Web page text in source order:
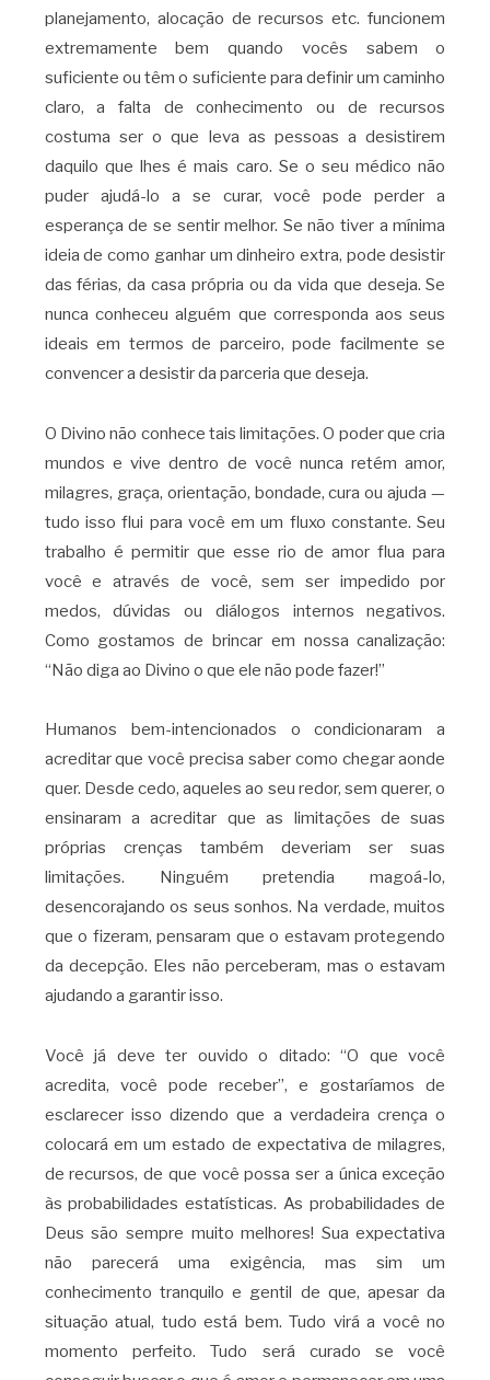
planejamento, alocação de recursos etc. funcionem
extremamente bem quando vocês sabem o
suficiente ou têm o suficiente para definir um caminho
claro, a falta de conhecimento ou de recursos
costuma ser o que leva as pessoas a desistirem
daquilo que lhes é mais caro. Se o seu médico não
puder ajudá-lo a se curar, você pode perder a
esperança de se sentir melhor. Se não tiver a mínima
ideia de como ganhar um dinheiro extra, pode desistir
das férias, da casa própria ou da vida que deseja. Se
nunca conheceu alguém que corresponda aos seus
ideais em termos de parceiro, pode facilmente se
convencer a desistir da parceria que deseja.
O Divino não conhece tais limitações. O poder que cria
mundos e vive dentro de você nunca retém amor,
milagres, graça, orientação, bondade, cura ou ajuda —
tudo isso flui para você em um fluxo constante. Seu
trabalho é permitir que esse rio de amor flua para
você e através de você, sem ser impedido por
medos, dúvidas ou diálogos internos negativos.
Como gostamos de brincar em nossa canalização:
“Não diga ao Divino o que ele não pode fazer!”
Humanos bem-intencionados o condicionaram a
acreditar que você precisa saber como chegar aonde
quer. Desde cedo, aqueles ao seu redor, sem querer, o
ensinaram a acreditar que as limitações de suas
próprias crenças também deveriam ser suas
limitações. Ninguém pretendia magoá-lo,
desencorajando os seus sonhos. Na verdade, muitos
que o fizeram, pensaram que o estavam protegendo
da decepção. Eles não perceberam, mas o estavam
ajudando a garantir isso.
Você já deve ter ouvido o ditado: “O que você
acredita, você pode receber”, e gostaríamos de
esclarecer isso dizendo que a verdadeira crença o
colocará em um estado de expectativa de milagres,
de recursos, de que você possa ser a única exceção
às probabilidades estatísticas. As probabilidades de
Deus são sempre muito melhores! Sua expectativa
não parecerá uma exigência, mas sim um
conhecimento tranquilo e gentil de que, apesar da
situação atual, tudo está bem. Tudo virá a você no
momento perfeito. Tudo será curado se você